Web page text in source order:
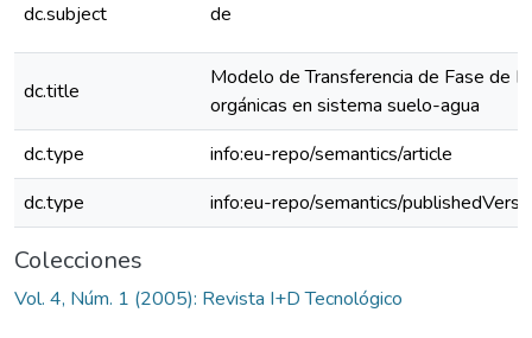
dc.subject de
dc.title
Modelo de Transferencia de Fase de
orgánicas en sistema suelo-agua
dc.type
info:eu-repo/semantics/article
dc.type
info:eu-repo/semantics/
Colecciones
Vol. 4, Núm. 1 (2005): Revista I+D Tecnológico